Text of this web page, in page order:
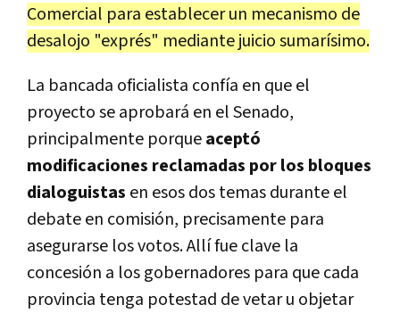
Comercial para establecer un mecanismo de
desalojo "exprés" mediante juicio sumarísimo.
La bancada oficialista confía en que el
proyecto se aprobará en el Senado,
principalmente porqueaceptó
modificaciones reclamadas por los bloques
dialoguistas en esos dos temas durante el
debate en comisión, precisamente para
asegurarse los votos. Allí fue clave la
concesión a los gobernadores para que cada
provincia tenga potestad de vetar u objetar